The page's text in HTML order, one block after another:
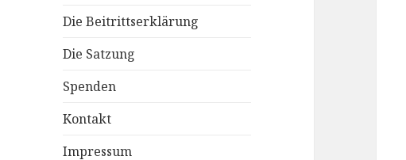
Die Beitrittserklärung
Die Satzung
Spenden
Kontakt
Impressum